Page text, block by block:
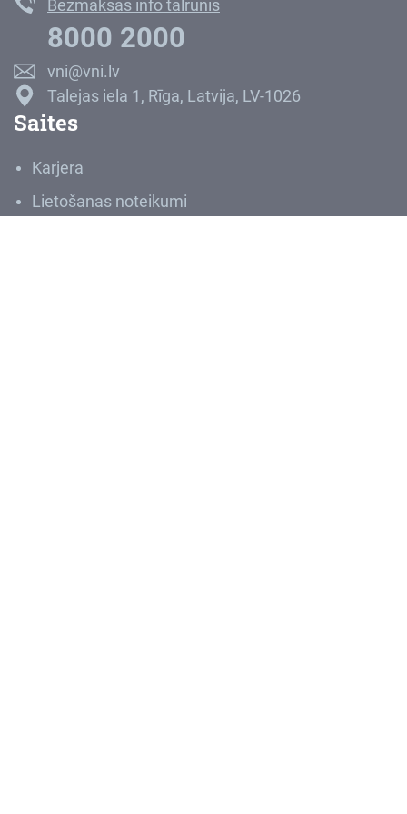
Bezmaksas info tālrunis
8000 2000
vni@vni.lv
Talejas iela 1, Rīga, Latvija, LV-1026
Saites
Karjera
Lietošanas noteikumi